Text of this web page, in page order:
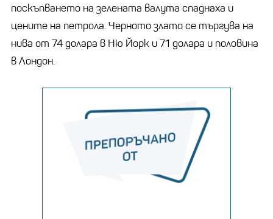
поскъпването на зелената валута спаднаха и
цените на петрола. Черното злато се търгува на
нива от 74 долара в Ню Йорк и 71 долара и половина
в Лондон.